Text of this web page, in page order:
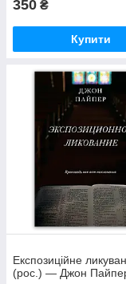
350 ₴
Купити
Експозиційне
(рос.) — Джон